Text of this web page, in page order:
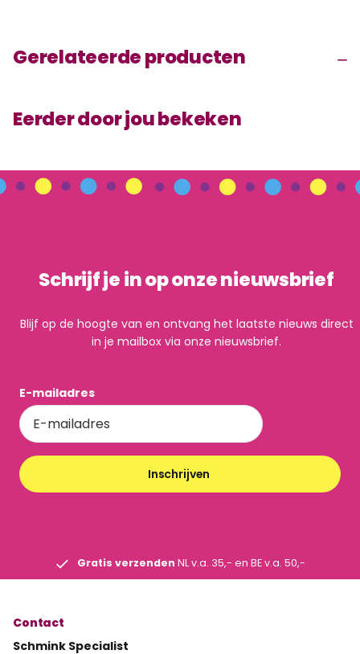
Gerelateerde producten
Eerder door jou bekeken
Schrijf je in op onze nieuwsbrief
Blijf op de hoogte van en ontvang het laatste nieuws direct
in je mailbox via onze nieuwsbrief.
E-mailadres
Inschrijven
Gratis verzenden NL v.a. 35,- en BE v.a. 50,-
Contact
Schmink Specialist